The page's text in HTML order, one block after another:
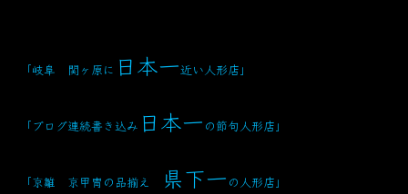
「岐阜 関ヶ原に 日本一近い人形店」
「ブログ連続書き込み 日本一 の節句人形店」
「京雛 京甲冑の品揃え 県下一 の人形店」